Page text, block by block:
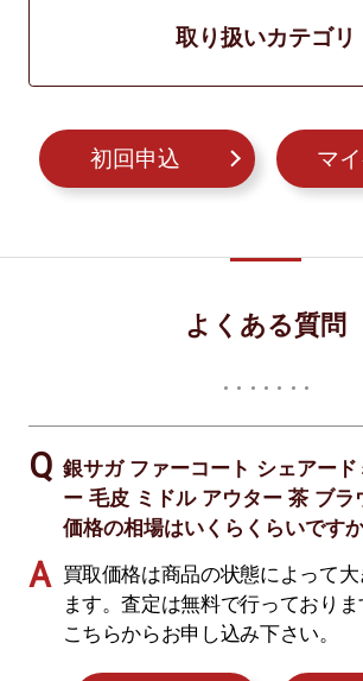
取り扱いカテゴリ
初回申込 マ
よくある質問
銀サガ ファーコート シェアード
ー 毛皮 ミドル アウター 茶 ブラ
価格の相場はいくらくらいです
買取価格は商品の状態によって大
ます。査定は無料で行っており
こちらからお申し込み下さい。